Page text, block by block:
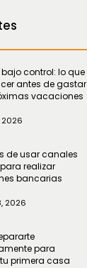
control: lo que
antes de gastar
vacaciones
2026
de usar canales
realizar
bancarias
2026
para
primera casa